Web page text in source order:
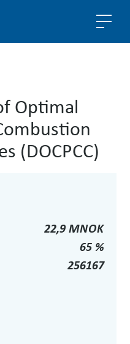
Optimal
(DOCPCC)
22,9 MNOK
65 %
256167